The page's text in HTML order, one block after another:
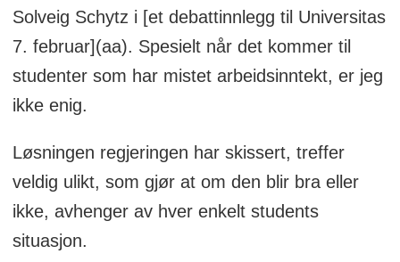
hatske og trakasserende
• Legg ved et breddebilde av deg selv i e-
posten.
papiravisen er søndag kl. 17.
• Legg ved et breddebilde av deg selv i e-
posten.
Solveig Schytz i [et debattinnlegg til Universitas
7. februar](aa). Spesielt når det kommer til
studenter som har mistet arbeidsinntekt, er jeg
ikke enig.
Løsningen regjeringen har skissert, treffer
veldig ulikt, som gjør at om den blir bra eller
ikke, avhenger av hver enkelt students
situasjon.